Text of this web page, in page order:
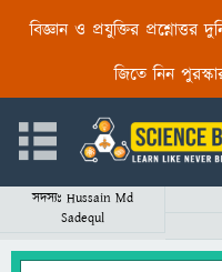
বিজ্ঞান ও প্রযুক্তির প্রশ্নোত্তর
জিতে নিন
সদস্যঃ Hussain Md
Sadequl